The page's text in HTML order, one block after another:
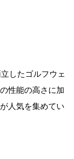
したゴルフウェ
性能の高さに加
人気を集めてい